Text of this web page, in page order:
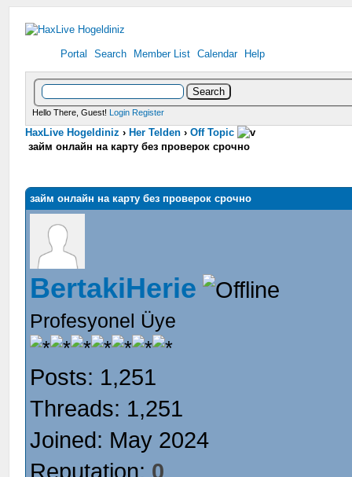
Portal Search Member List Calendar Help
Hello There, Guest! Login Register
HaxLive Hogeldiniz ›Her Telden ›Off Topic
займ онлайн на карту без проверок срочно
займ онлайн на карту без проверок срочно
BertakiHerie
Profesyonel Üye
Posts: 1,251
Threads: 1,251
Joined: May 2024
Reputation: 0